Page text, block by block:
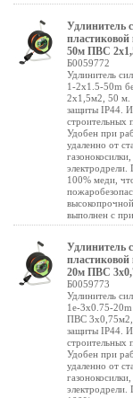
Удлинитель
пластиковой
50м ПВС
Б0059772
Удлинитель
1-2x1.5-50m
2х1,5м2, 50 м.
защиты IP44.
строительных
Удобен при
удаленно от
электродрели.
100% меди,
выполнен с
Удлинитель
пластиковой
20м ПВС
Б0059773
Удлинитель
1e-3х0.75-20m
ПВС
защиты IP44.
строительных
Удобен при
удаленно от
электродрели.